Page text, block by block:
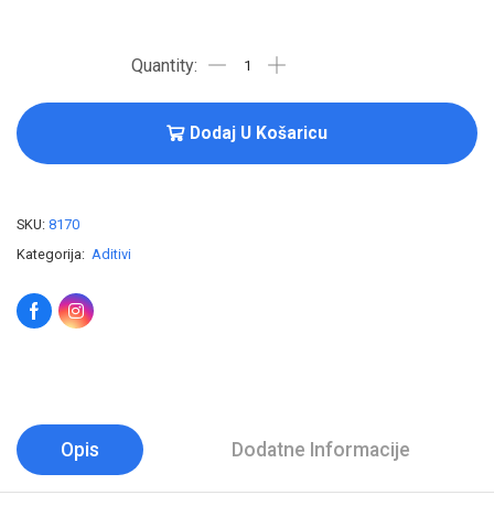
Dodaj U Košaricu
SKU: 8170
Kategorija: Aditivi
Opis Dodatne Informacije